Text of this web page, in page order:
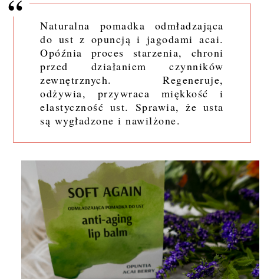
Naturalna pomadka odmładzająca
do ust z opuncją i jagodami acai.
Opóźnia proces starzenia, chroni
przed działaniem czynników
zewnętrznych. Regeneruje,
odżywia, przywraca miękkość i
elastyczność ust. Sprawia, że usta
są wygładzone i nawilżone.